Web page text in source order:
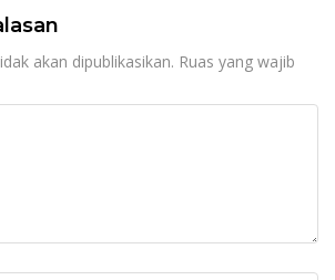
akan dipublikasikan. Ruas yang wajib